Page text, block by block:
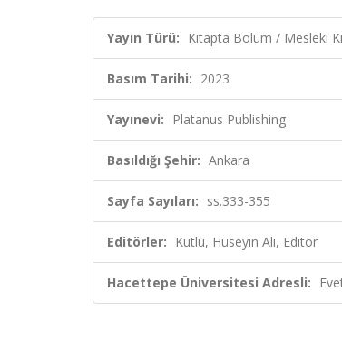
Yayın Türü: Kitapta Bölüm / Mesleki
Basım Tarihi: 2023
Yayınevi: Platanus Publishing
Basıldığı Şehir: Ankara
Sayfa Sayıları: ss.333-355
Editörler: Kutlu, Hüseyin Ali, Editör
Hacettepe Üniversitesi Adresli: